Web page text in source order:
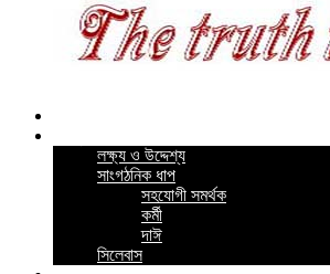
লক্ষ্য ও উদ্দেশ্য
সাংগঠনিক ধাপ
সহযোগী সমর্থক
কর্মী
দাঈ
সিলেবাস